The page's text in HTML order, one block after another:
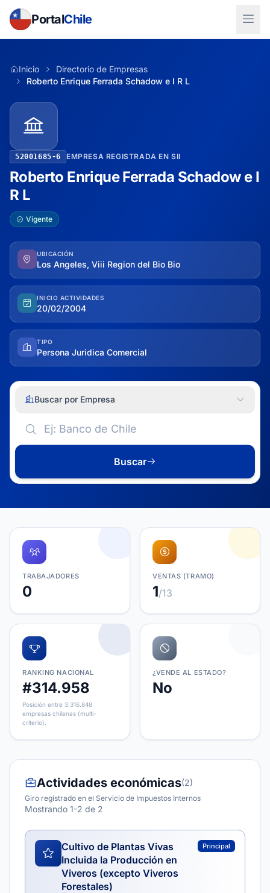
PortalChile
Inicio
Directorio de Empresas
Roberto Enrique Ferrada Schadow e I R L
52001685-6 EMPRESA REGISTRADA EN SII
Roberto Enrique Ferrada Schadow e I
R L
Vigente
UBICACIÓN
Los Angeles, Viii Region del Bio Bio
INICIO ACTIVIDADES
20/02/2004
TIPO
Persona Juridica Comercial
Buscar por Empresa
Buscar
TRABAJADORES
0
VENTAS (TRAMO)
1/13
RANKING NACIONAL
#314.958
Posición entre 3.316.848
empresas chilenas (multi-
criterio).
¿VENDE AL ESTADO?
No
Actividades económicas(2)
Giro registrado en el Servicio de Impuestos Internos
Mostrando 1-2 de 2
Cultivo de Plantas Vivas
Incluida la Producción en
Viveros (excepto Viveros
Forestales)
Principal